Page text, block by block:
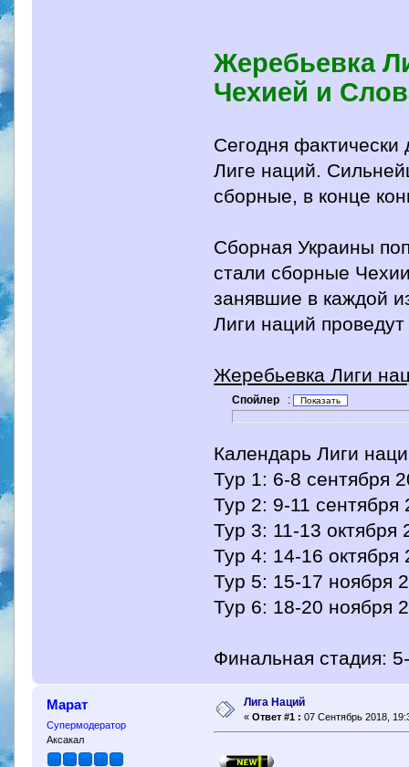
Жеребьевка
Чехией и
Сегодня
Лиге наций.
сборные, в конце
Сборная Украины
стали сборные
занявшие в каждой
Лиги наций
Жеребьевка Лиги
Спойлер :
Календарь Лиги
Тур 1: 6-8 сентября
Тур 2: 9-11 сентября
Тур 3: 11-13 октября
Тур 4: 14-16 октября
Тур 5: 15-17 ноября
Тур 6: 18-20 ноября
Финальная стадия:
Марат
Супермодератор
Аксакал
Лига Наций
« Ответ #1 : 07 Сентябрь 2018,